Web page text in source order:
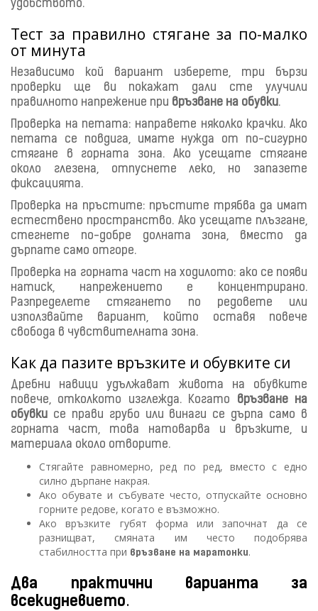
удобството.
Тест за правилно стягане за по-малко
от минута
Независимо кой вариант изберете, три бързи
проверки ще ви покажат дали сте улучили
правилното напрежение при връзване на обувки.
Проверка на петата: направете няколко крачки. Ако
петата се повдига, имате нужда от по-сигурно
стягане в горната зона. Ако усещате стягане
около глезена, отпуснете леко, но запазете
фиксацията.
Проверка на пръстите: пръстите трябва да имат
естествено пространство. Ако усещате плъзгане,
стегнете по-добре долната зона, вместо да
дърпате само отгоре.
Проверка на горната част на ходилото: ако се появи
натиск, напрежението е концентрирано.
Разпределете стягането по редовете или
използвайте вариант, който оставя повече
свобода в чувствителната зона.
Как да пазите връзките и обувките си
Дребни навици удължават живота на обувките
повече, отколкото изглежда. Когато връзване на
обувки
се прави грубо или винаги се дърпа само в
горната част, това натоварва и връзките, и
материала около отворите.
Стягайте равномерно, ред по ред, вместо с едно
силно дърпане накрая.
Ако обувате и събувате често, отпускайте основно
горните редове, когато е възможно.
Ако връзките губят форма или започнат да се
разнищват, смяната им често подобрява
стабилността при връзване на маратонки.
Два практични варианта за
всекидневието.